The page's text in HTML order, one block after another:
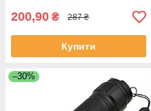
200,90 ₴ 287 ₴
Купити
–30%